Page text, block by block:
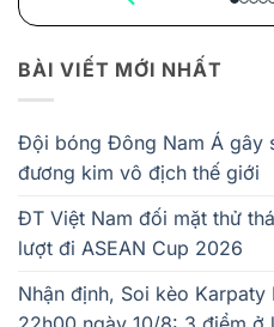
BÀI VIẾT MỚI NHẤT
Đội bóng Đông Nam Á gây
đương kim vô địch thế giới
ĐT Việt Nam đối mặt thử
lượt đi ASEAN Cup 2026
Nhận định, Soi kèo